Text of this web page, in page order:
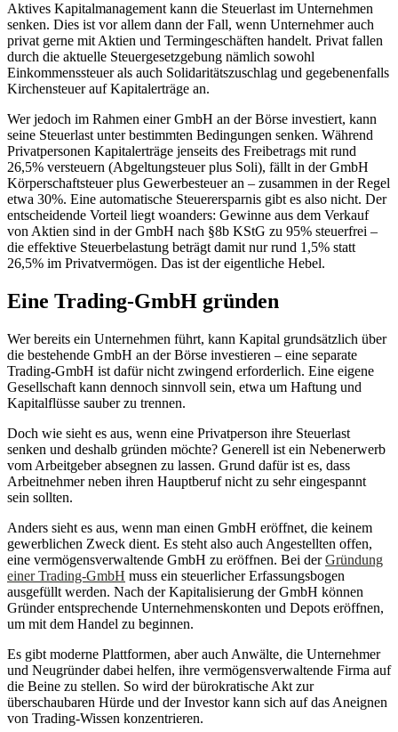
Aktives Kapitalmanagement kann die Steuerlast im Unternehmen
senken. Dies ist vor allem dann der Fall, wenn Unternehmer auch
privat gerne mit Aktien und Termingeschäften handelt. Privat fallen
durch die aktuelle Steuergesetzgebung nämlich sowohl
Einkommenssteuer als auch Solidaritätszuschlag und gegebenenfalls
Kirchensteuer auf Kapitalerträge an.
Wer jedoch im Rahmen einer GmbH an der Börse investiert, kann
seine Steuerlast unter bestimmten Bedingungen senken. Während
Privatpersonen Kapitalerträge jenseits des Freibetrags mit rund
26,5% versteuern (Abgeltungsteuer plus Soli), fällt in der GmbH
Körperschaftsteuer plus Gewerbesteuer an – zusammen in der Regel
etwa 30%. Eine automatische Steuerersparnis gibt es also nicht. Der
entscheidende Vorteil liegt woanders: Gewinne aus dem Verkauf
von Aktien sind in der GmbH nach §8b KStG zu 95% steuerfrei –
die effektive Steuerbelastung beträgt damit nur rund 1,5% statt
26,5% im Privatvermögen. Das ist der eigentliche Hebel.
Eine Trading-GmbH gründen
Wer bereits ein Unternehmen führt, kann Kapital grundsätzlich über
die bestehende GmbH an der Börse investieren – eine separate
Trading-GmbH ist dafür nicht zwingend erforderlich. Eine eigene
Gesellschaft kann dennoch sinnvoll sein, etwa um Haftung und
Kapitalflüsse sauber zu trennen.
Doch wie sieht es aus, wenn eine Privatperson ihre Steuerlast
senken und deshalb gründen möchte? Generell ist ein Nebenerwerb
vom Arbeitgeber absegnen zu lassen. Grund dafür ist es, dass
Arbeitnehmer neben ihren Hauptberuf nicht zu sehr eingespannt
sein sollten.
Anders sieht es aus, wenn man einen GmbH eröffnet, die keinem
gewerblichen Zweck dient. Es steht also auch Angestellten offen,
eine vermögensverwaltende GmbH zu eröffnen. Bei derGründung
einer Trading-GmbH muss ein steuerlicher Erfassungsbogen
ausgefüllt werden. Nach der Kapitalisierung der GmbH können
Gründer entsprechende Unternehmenskonten und Depots eröffnen,
um mit dem Handel zu beginnen.
Es gibt moderne Plattformen, aber auch Anwälte, die Unternehmer
und Neugründer dabei helfen, ihre vermögensverwaltende Firma auf
die Beine zu stellen. So wird der bürokratische Akt zur
überschaubaren Hürde und der Investor kann sich auf das Aneignen
von Trading-Wissen konzentrieren.